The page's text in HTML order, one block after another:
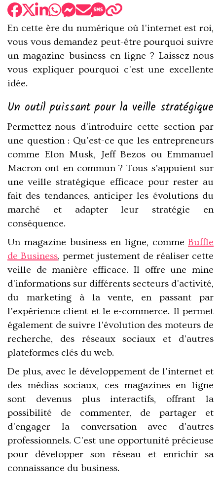
:
En cette ère du numérique où l'internet est roi,
vous vous demandez peut-être pourquoi suivre
un magazine business en ligne ? Laissez-nous
vous expliquer pourquoi c'est une excellente
idée.
Un outil puissant pour la veille stratégique
Permettez-nous d'introduire cette section par
une question : Qu'est-ce que les entrepreneurs
comme Elon Musk, Jeff Bezos ou Emmanuel
Macron ont en commun ? Tous s'appuient sur
uneveille stratégique efficace pour rester au
fait des tendances, anticiper les évolutions du
marché et adapter leur stratégie en
conséquence.
Un magazine business en ligne, comme Buffle
de Business, permet justement de réaliser cette
veille de manière efficace. Il offre une mine
d'informations sur différents secteurs d'activité,
du marketing à la vente, en passant par
l'expérience client et le e-commerce. Il permet
également de suivre l'évolution des moteurs de
recherche, des réseaux sociaux et d'autres
plateformes clés du web.
De plus, avec le développement de l'internet et
des médias sociaux, ces magazines en ligne
sont devenus plus interactifs, offrant la
possibilité de commenter, de partager et
d'engager la conversation avec d'autres
professionnels. C'est une opportunité précieuse
pour développer son réseau et enrichir sa
connaissance du business.